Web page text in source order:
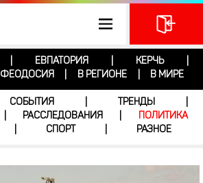
ЕВПАТОРИЯ КЕРЧЬ
ФЕОДОСИЯ В РЕГИОНЕ В МИРЕ
СОБЫТИЯ ТРЕНДЫ
РАССЛЕДОВАНИЯ
ПОЛИТИКА
СПОРТ РАЗНОЕ